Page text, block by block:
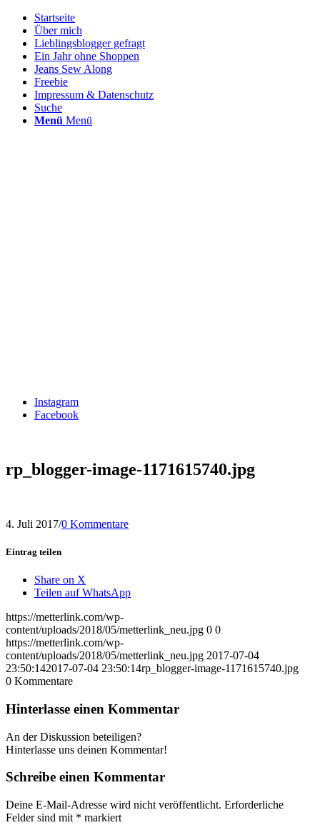
Startseite
Über mich
Lieblingsblogger gefragt
Ein Jahr ohne Shoppen
Jeans Sew Along
Freebie
Impressum & Datenschutz
Suche
Menü Menü
Instagram
Facebook
rp_blogger-image-1171615740.jpg
4. Juli 2017/0 Kommentare
Eintrag teilen
Share on X
Teilen auf WhatsApp
https://metterlink.com/wp-
content/uploads/2018/05/metterlink_neu.jpg 0 0
https://metterlink.com/wp-
content/uploads/2018/05/metterlink_neu.jpg 2017-07-04
23:50:142017-07-04 23:50:14rp_blogger-image-1171615740.jpg
0 Kommentare
Hinterlasse einen Kommentar
An der Diskussion beteiligen?
Hinterlasse uns deinen Kommentar!
Schreibe einen Kommentar
Deine E-Mail-Adresse wird nicht veröffentlicht. Erforderliche
Felder sind mit * markiert